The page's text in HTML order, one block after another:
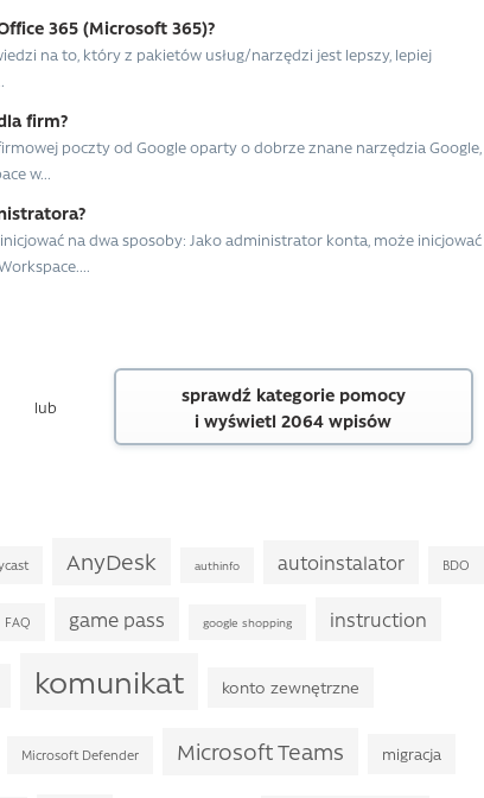
365 (Microsoft 365)?
na to, który z pakietów usług/narzędzi jest lepszy, lepiej
firm?
poczty od Google oparty o dobrze znane narzędzia Google,
w...
na dwa sposoby: Jako administrator konta, może inicjować
lub
sprawdź kategorie pomocy
i wyświetl 2064 wpisów
AnyDesk authinfo autoinstalator BDO
FAQ game pass google shopping instruction
komunikat konto zewnętrzne
Microsoft Defender Microsoft Teams migracja